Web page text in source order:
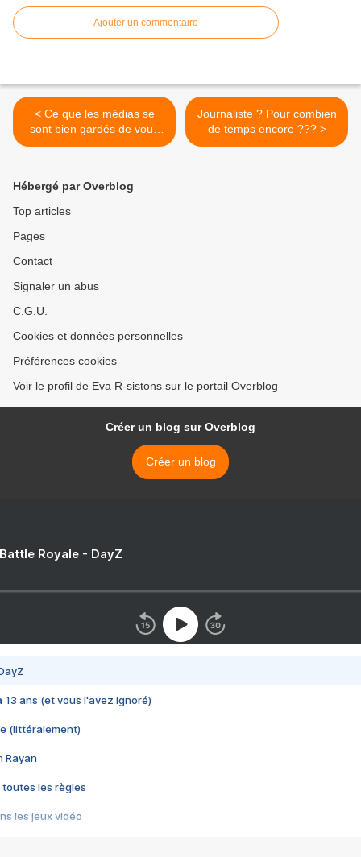
Ajouter un commentaire
< Ce que les médias se
sont bien gardés de vous
dire - sauf... Al-Jazira
Journaliste ? Pour combien
de temps encore ??? >
Hébergé par Overblog
Top articles
Pages
Contact
Signaler un abus
C.G.U.
Cookies et données personnelles
Préférences cookies
Voir le profil de Eva R-sistons sur le portail Overblog
Créer un blog sur Overblog
Créer un blog
Royale - DayZ
13 ans (et vous l'avez ignoré)
(littéralement)
Rayan
toutes les règles
les jeux vidéo